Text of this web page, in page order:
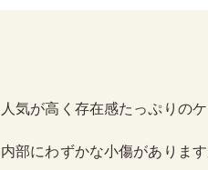
人気が高く存在感たっぷりの
内部にわずかな小傷がありま